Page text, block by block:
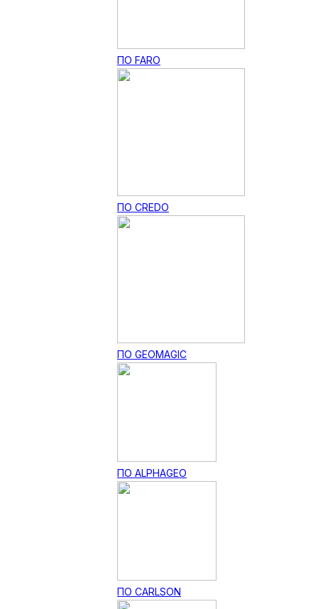
ПО FARO
ПО CREDO
ПО GEOMAGIC
ПО ALPHAGEO
ПО CARLSON